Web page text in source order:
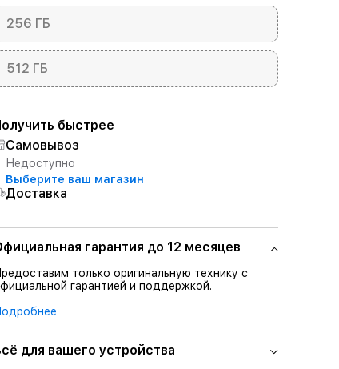
256 ГБ
512 ГБ
быстрее
Самовывоз
Недоступно
Выберите ваш магазин
Доставка
гарантия до 12 месяцев
только оригинальную технику с
гарантией и поддержкой.
для вашего устройства